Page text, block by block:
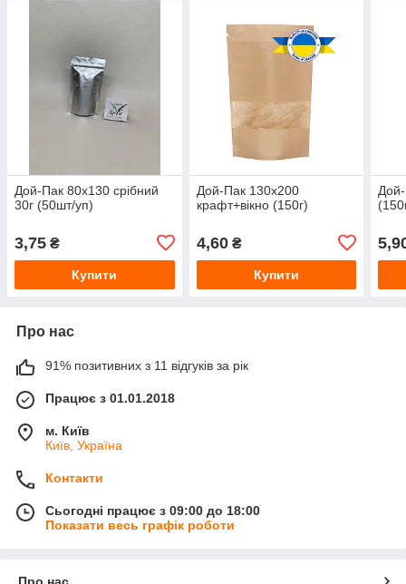
Дой-Пак 80х130 срібний
30г (50шт/уп)
3,75 ₴
Купити
Дой-Пак 130x200
крафт+вікно (150г)
4,60₴
Купити
Про нас
91% позитивних з 11 відгуків за рік
Працює з 01.01.2018
м. Київ
Київ, Україна
Контакти
Сьогодні працює з 09:00 до 18:00
Показати весь графік роботи
Про нас